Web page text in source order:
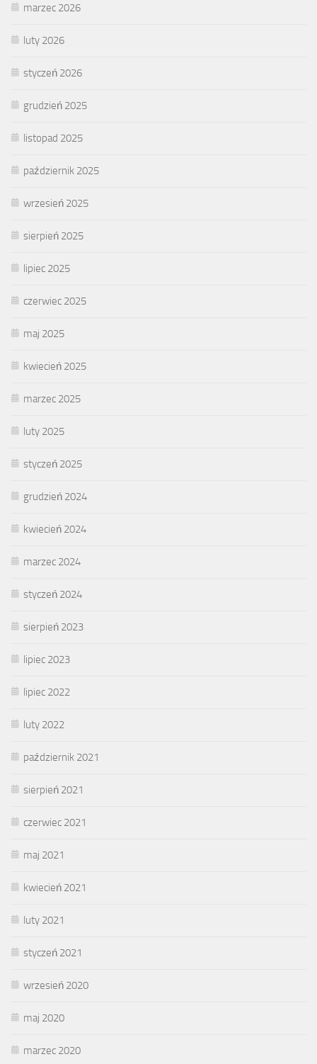
marzec 2026
luty 2026
styczeń 2026
grudzień 2025
listopad 2025
październik 2025
wrzesień 2025
sierpień 2025
lipiec 2025
czerwiec 2025
maj 2025
kwiecień 2025
marzec 2025
luty 2025
styczeń 2025
grudzień 2024
kwiecień 2024
marzec 2024
styczeń 2024
sierpień 2023
lipiec 2023
lipiec 2022
luty 2022
październik 2021
sierpień 2021
czerwiec 2021
maj 2021
kwiecień 2021
luty 2021
styczeń 2021
wrzesień 2020
maj 2020
marzec 2020